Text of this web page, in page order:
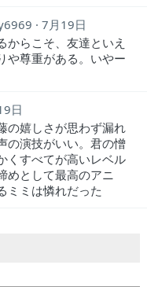
7月19日
からこそ、友達といえ
や尊重がある。いやー
日
の嬉しさが思わず漏れ
の演技がいい。君の憎
くすべてが高いレベル
めとして最高のアニ
ミミは憐れだった